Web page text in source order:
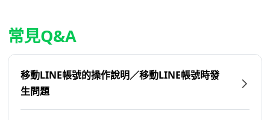
常見Q&A
移動LINE帳號的操作說明／移動LINE帳號時發
生問題